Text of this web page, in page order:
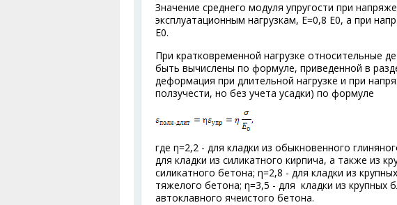
Значение среднего модуля упругости при
эксплуатационным нагрузкам, E=0,8 Е0, а при
E0.
При кратковременной нагрузке относительные
быть вычислены по формуле, приведенной в
деформация при длительной нагрузке и при
ползучести, но без учета усадки) по формуле
где η=2,2 - для кладки из обыкновенного
для кладки из силикатного кирпича, а также из
силикатного бетона; η=2,8 - для кладки из
тяжелого бетона; η=3,5 - для кладки из крупных
автоклавного ячеистого бетона.